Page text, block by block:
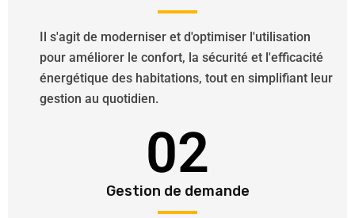
Il s'agit de moderniser et d'optimiser l'utilisation
pour améliorer le confort, la sécurité et l'efficacité
énergétique des habitations, tout en simplifiant leur
gestion au quotidien.
02
Gestion de demande